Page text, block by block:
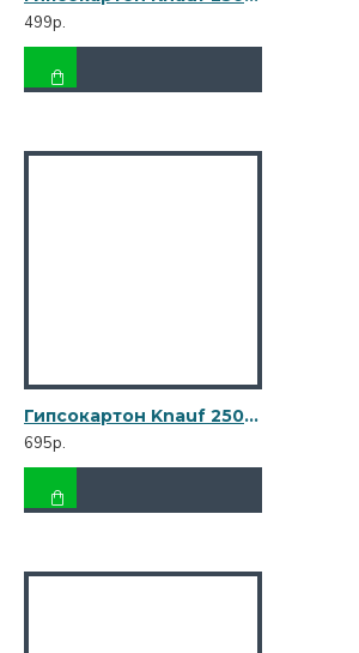
499р.
Гипсокартон Knauf 2500х1200х12,5 мм повышенной влагостойкости
695р.